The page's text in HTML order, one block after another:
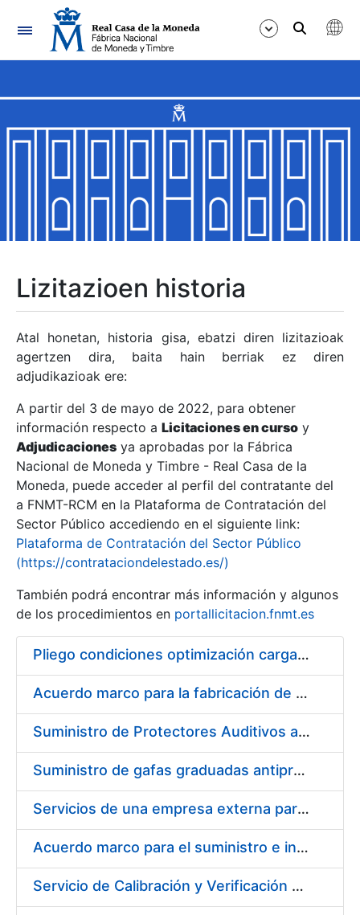
Nabigazioa
Erakutsi/Ezkutatu
Erakutsi/Ezkutatu
Erakutsi/Ezkutatu
Erakutsi/Ezkutatu
Erakutsi/Ezkutatu
Erakutsi/Ezkutatu
Erakutsi/Ezkutatu
Erakutsi/Ezkutatu
Lizitazioen historia
Atal honetan, historia gisa, ebatzi diren lizitazioak
agertzen dira, baita hain berriak ez diren
adjudikazioak ere:
A partir del 3 de mayo de 2022, para obtener
información respecto a Licitaciones en curso y
Adjudicaciones ya aprobadas por la Fábrica
Nacional de Moneda y Timbre - Real Casa de la
Moneda, puede acceder al perfil del contratante del
a FNMT-RCM en la Plataforma de Contratación del
Sector Público accediendo en el siguiente link:
Plataforma de Contratación del Sector Público
(https://contrataciondelestado.es/)
También podrá encontrar más información y algunos
de los procedimientos en portallicitacion.fnmt.es
Pliego condiciones optimización cargas compras firmado
Acuerdo marco para la fabricación de piezas
Suministro de Protectores Auditivos a medida para las personas trabajadoras de los Centros de Trabajo de Madrid y Burgos
Suministro de gafas graduadas antiproyecciones para los trabajadores de la FNMT-RCM en los centros de trabajo de Madrid y Burgos
Servicios de una empresa externa para el asesoramiento y resolución de los recursos de alzada que se presentan relacionados con procesos de selección para la FNMT-RCM
Acuerdo marco para el suministro e instalación de persianas, estores y otros complementos
Servicio de Calibración y Verificación Externa de los Equipos de Medición del Servicio de Prevención de la FNMT-RCM